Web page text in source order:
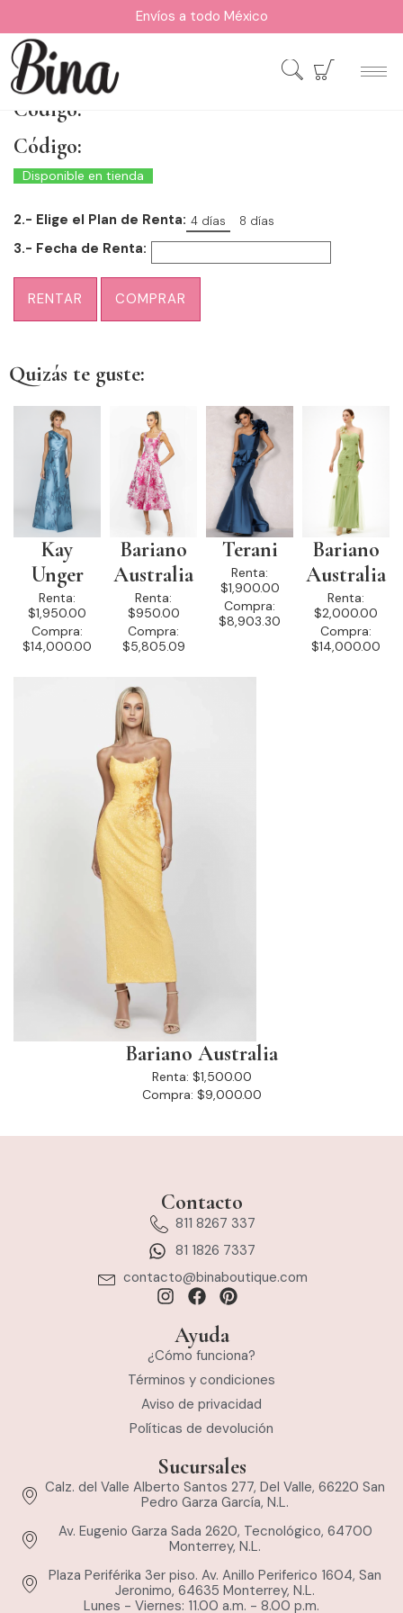
Envíos a todo México
Código:
Código:
Disponible en tienda
2.- Elige el Plan de Renta: 4 días 8 días
3.- Fecha de Renta:
RENTAR COMPRAR
Quizás te guste:
Kay
Unger
Renta:
$1,950.00
Compra:
$14,000.00
Bariano
Australia
Renta:
$950.00
Compra:
$5,805.09
Terani
Renta:
$1,900.00
Compra:
$8,903.30
Bariano
Australia
Renta:
$2,000.00
Compra:
$14,000.00
Bariano Australia
Renta: $1,500.00
Compra: $9,000.00
Contacto
811 8267 337
81 1826 7337
contacto@binaboutique.com
Ayuda
¿Cómo funciona?
Términos y condiciones
Aviso de privacidad
Políticas de devolución
Sucursales
Calz. del Valle Alberto Santos 277, Del Valle, 66220 San
Pedro Garza García, N.L.
Av. Eugenio Garza Sada 2620, Tecnológico, 64700
Monterrey, N.L.
Plaza Periférika 3er piso. Av. Anillo Periferico 1604, San
Jeronimo, 64635 Monterrey, N.L.
Lunes - Viernes: 11.00 a.m. - 8.00 p.m.